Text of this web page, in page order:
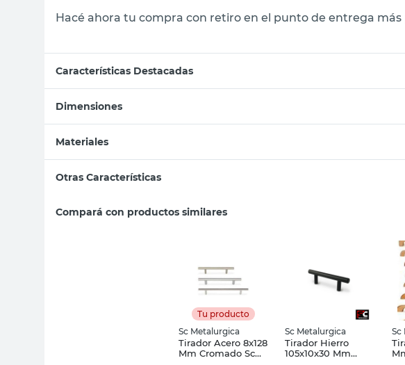
Hacé ahora tu compra con retiro en el punto de entrega más
Características Destacadas
Dimensiones
Materiales
Otras Características
Compará con productos similares
Tu producto
Sc Metalurgica
Tirador Acero 8x128
Mm Cromado Sc
Sc Metalurgica
Tirador Hierro
105x10x30 Mm
Sc